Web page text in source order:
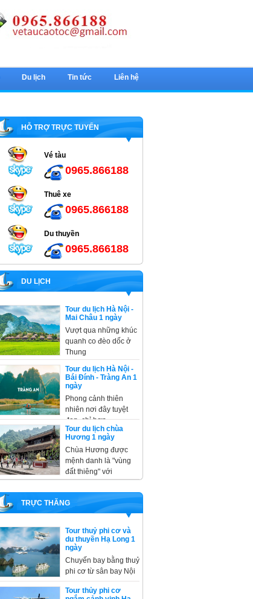
Du lịch Tin tức Liên hệ
HỖ TRỢ TRỰC TUYẾN
Vé tàu
0965.866188
Thuê xe
0965.866188
Du thuyền
0965.866188
DU LỊCH
Tour du lịch Hà Nội -
Mai Châu 1 ngày
Vượt qua những khúc
quanh co đèo dốc ở
Thung
Tour du lịch Hà Nội -
Bái Đính - Tràng An 1
ngày
Phong cảnh thiên
nhiên nơi đây tuyệt
đẹp, chỉ hơn
Tour du lịch chùa
Hương 1 ngày
Chùa Hương được
mệnh danh là "vùng
đất thiêng" với
TRỰC THĂNG
Tour thuỷ phi cơ và
du thuyền Hạ Long 1
ngày
Chuyến bay bằng thuỷ
phi cơ từ sân bay Nội
Tour thủy phi cơ